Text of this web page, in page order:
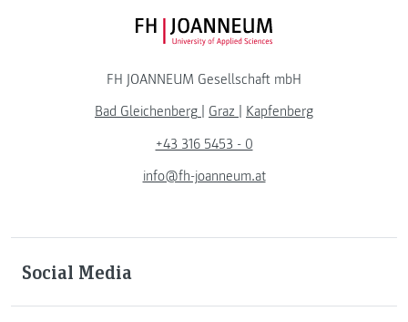
FH JOANNEUM Logo
FH JOANNEUM Gesellschaft mbH
Bad Gleichenberg
Graz
Kapfenberg
+43 316 5453 - 0
info@fh-joanneum.at
Social Media